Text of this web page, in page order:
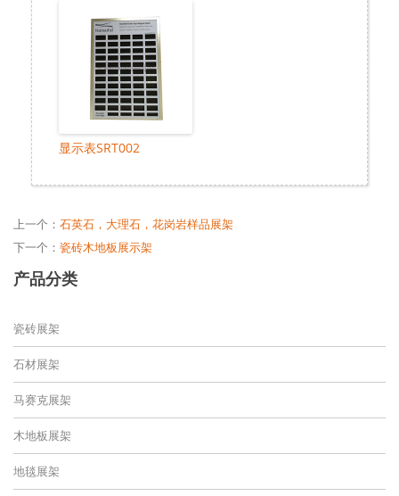
显示表SRT002
上一个： 石英石，大理石，花岗岩样品展架
下一个： 瓷砖木地板展示架
产品分类
瓷砖展架
石材展架
马赛克展架
木地板展架
地毯展架